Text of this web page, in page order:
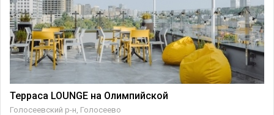
Терраса LOUNGE на Олимпийской
Голосеевский р-н, Голосеево